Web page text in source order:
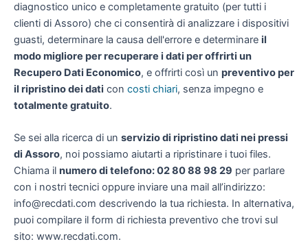
diagnostico unico e completamente gratuito (per tutti i
clienti di Assoro) che ci consentirà di analizzare i dispositivi
guasti, determinare la causa dell'errore e determinare il
modo migliore per recuperare i dati per offrirti un
Recupero Dati Economico, e offrirti così un preventivo per
il ripristino dei dati con costi chiari, senza impegno e
totalmente gratuito.
Se sei alla ricerca di un servizio di ripristino dati nei pressi
di Assoro, noi possiamo aiutarti a ripristinare i tuoi files.
Chiama il numero di telefono: 02 80 88 98 29 per parlare
con i nostri tecnici oppure inviare una mail all’indirizzo:
info@recdati.com descrivendo la tua richiesta. In alternativa,
puoi compilare il form di richiesta preventivo che trovi sul
sito: www.recdati.com.